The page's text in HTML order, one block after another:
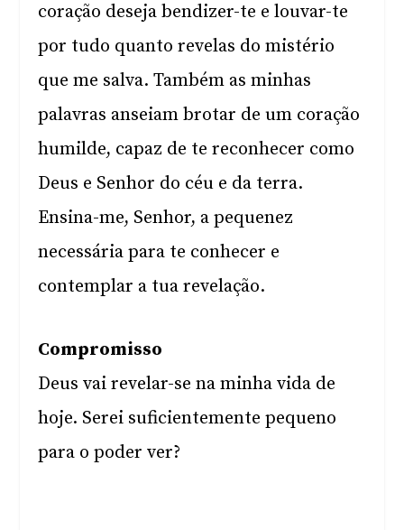
coração deseja bendizer-te e louvar-te
por tudo quanto revelas do mistério
que me salva. Também as minhas
palavras anseiam brotar de um coração
humilde, capaz de te reconhecer como
Deus e Senhor do céu e da terra.
Ensina-me, Senhor, a pequenez
necessária para te conhecer e
contemplar a tua revelação.
Compromisso
Deus vai revelar-se na minha vida de
hoje. Serei suficientemente pequeno
para o poder ver?